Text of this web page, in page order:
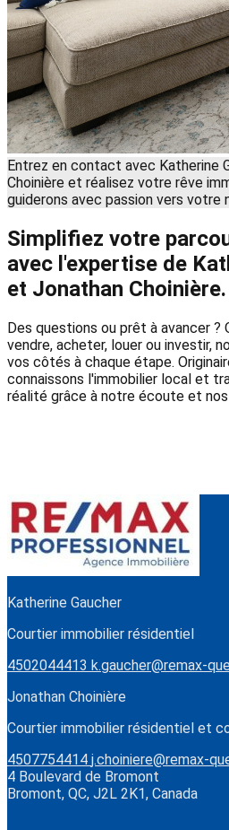
Entrez en contact avec Katherine
Choinière et réalisez votre rêve
guiderons avec passion vers votre
Simplifiez votre
avec l'expertise de
et Jonathan Choinière.
Des questions ou prêt à avancer ?
vendre, acheter, louer ou investir,
vos côtés à chaque étape.
connaissons l'immobilier local et
réalité grâce à notre écoute et
Katherine Gaucher
Courtier immobilier résidentiel
4502044413 k.gaucher@remax-
Jonathan Choinière
Courtier immobilier résidentiel et
4507754414 j.choiniere@remax-
4 Boulevard de Bromont
Bromont, QC, J2L 2K1, Canada